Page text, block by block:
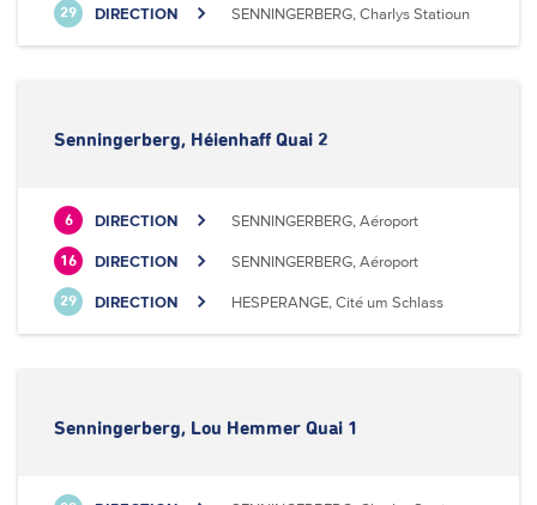
29 DIRECTION SENNINGERBERG, Charlys Statioun
Senningerberg, Héienhaff Quai 2
6 DIRECTION SENNINGERBERG, Aéroport
16 DIRECTION SENNINGERBERG, Aéroport
29 DIRECTION HESPERANGE, Cité um Schlass
Senningerberg, Lou Hemmer Quai 1